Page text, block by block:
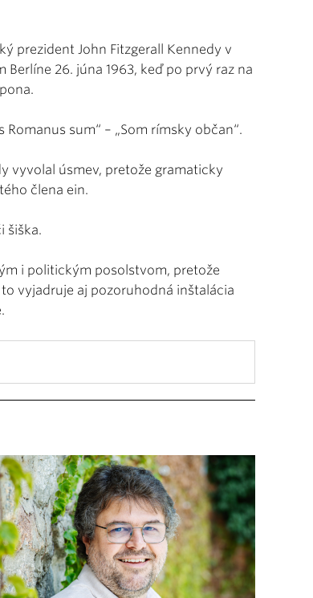
prezident John Fitzgerall Kennedy v
26. júna 1963, keď po prvý raz na
sum“ – „Som rímsky občan“.
vyvolal úsmev, pretože gramaticky
člena ein.
šiška.
i politickým posolstvom, pretože
vyjadruje aj pozoruhodná inštalácia